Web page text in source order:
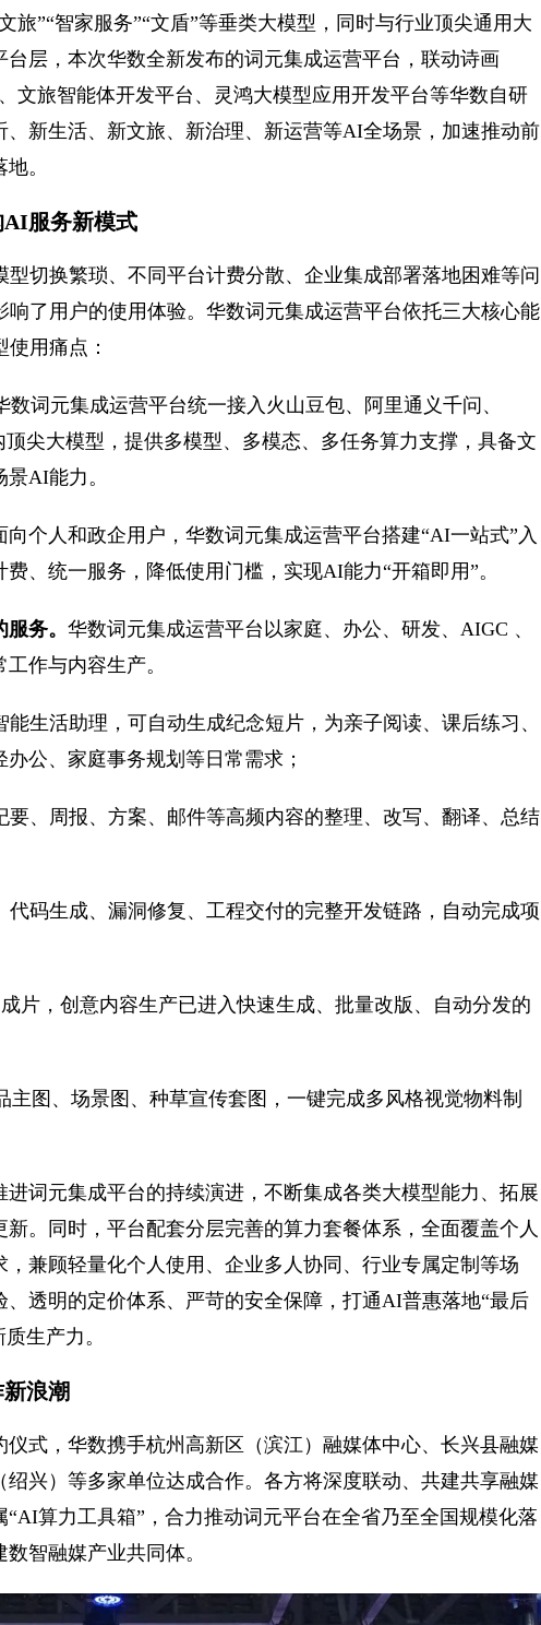
旅”“智家服务”“文盾”等垂类大模型，同时与行业顶尖通用大
层，本次华数全新发布的词元集成运营平台，联动诗画
文旅智能体开发平台、灵鸿大模型应用开发平台等华数自研
新生活、新文旅、新治理、新运营等AI全场景，加速推动前
。
服务新模式
切换繁琐、不同平台计费分散、企业集成部署落地困难等问
了用户的使用体验。华数词元集成运营平台依托三大核心能
用痛点：
数词元集成运营平台统一接入火山豆包、阿里通义千问、
尖大模型，提供多模型、多模态、多任务算力支撑，具备文
AI能力。
向个人和政企用户，华数词元集成运营平台搭建“AI一站式”入
、统一服务，降低使用门槛，实现AI能力“开箱即用”。
务。 华数词元集成运营平台以家庭、办公、研发、AIGC 、
作与内容生产。
生活助理，可自动生成纪念短片，为亲子阅读、课后练习、
公、家庭事务规划等日常需求；
、周报、方案、邮件等高频内容的整理、改写、翻译、总结
码生成、漏洞修复、工程交付的完整开发链路，自动完成项
片，创意内容生产已进入快速生成、批量改版、自动分发的
主图、场景图、种草宣传套图，一键完成多风格视觉物料制
词元集成平台的持续演进，不断集成各类大模型能力、拓展
。同时，平台配套分层完善的算力套餐体系，全面覆盖个人
兼顾轻量化个人使用、企业多人协同、行业专属定制等场
透明的定价体系、严苛的安全保障，打通AI普惠落地“最后
生产力。
浪潮
式，华数携手杭州高新区（滨江）融媒体中心、长兴县融媒
兴）等多家单位达成合作。各方将深度联动、共建共享融媒
算力工具箱”，合力推动词元平台在全省乃至全国规模化落
智融媒产业共同体。